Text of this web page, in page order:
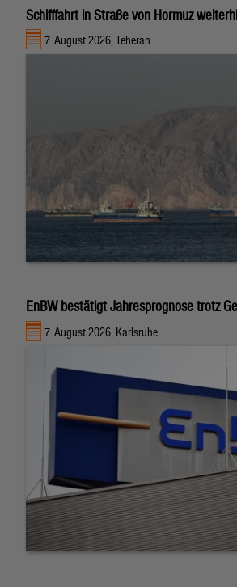
Schifffahrt in Straße von Hormuz
7. August 2026, Teheran
EnBW bestätigt Jahresprognose trotz
7. August 2026, Karlsruhe